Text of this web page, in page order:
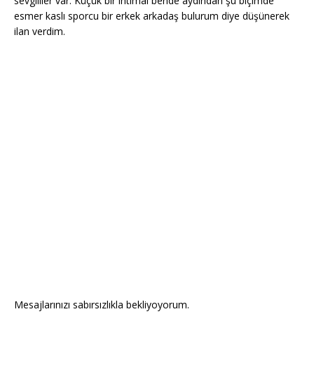
esmer kaslı sporcu bir erkek arkadaş bulurum diye düşünerek
ilan verdim.
Mesajlarınızı sabırsızlıkla bekliyoyorum.